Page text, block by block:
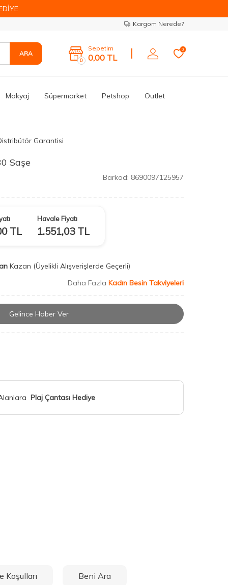
Kargom Nerede?
ARA
0
Sepetim
0,00 TL
0
Makyaj Süpermarket Petshop Outlet
Garantisi
Saşe
Barkod: 8690097125957
TL
Havale Fiyatı
1.551,03TL
Kazan (Üyelikli Alışverişlerde Geçerli)
Daha Fazla Kadın Besin Takviyeleri
Gelince Haber Ver
Plaj Çantası Hediye
Koşulları Beni Ara